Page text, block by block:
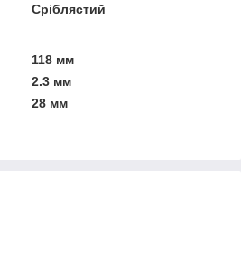
Сріблястий
118 мм
2.3 мм
28 мм